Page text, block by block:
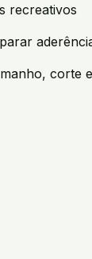
recreativos
corte